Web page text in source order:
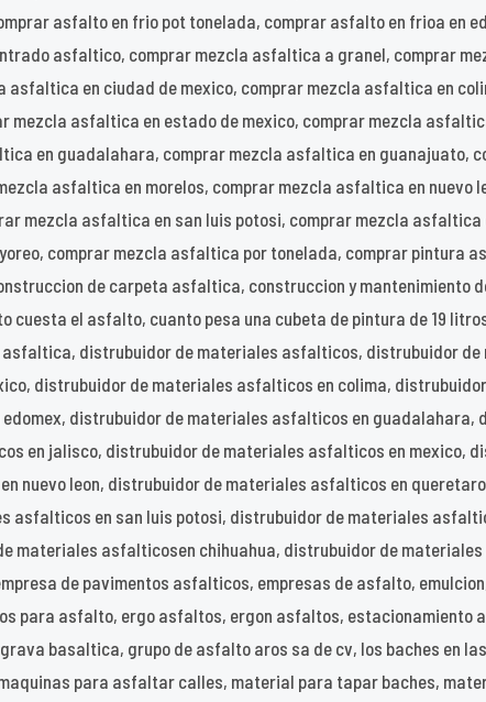
asfalto en frio pot tonelada, comprar asfalto en frioa en
asfaltico, comprar mezcla asfaltica a granel, comprar
en ciudad de mexico, comprar mezcla asfaltica en
asfaltica en estado de mexico, comprar mezcla
en guadalahara, comprar mezcla asfaltica en guanajuato,
asfaltica en morelos, comprar mezcla asfaltica en nuevo
mezcla asfaltica en san luis potosi, comprar mezcla asfaltica
comprar mezcla asfaltica por tonelada, comprar pintura
de carpeta asfaltica, construccion y mantenimiento
el asfalto, cuanto pesa una cubeta de pintura de 19
distrubuidor de materiales asfalticos, distrubuidor de
distrubuidor de materiales asfalticos en colima,
distrubuidor de materiales asfalticos en guadalahara,
en jalisco, distrubuidor de materiales asfalticos en mexico,
nuevo leon, distrubuidor de materiales asfalticos en
en san luis potosi, distrubuidor de materiales
materiales asfalticosen chihuahua, distrubuidor de
de pavimentos asfalticos, empresas de asfalto,
para asfalto, ergo asfaltos, ergon asfaltos, estacionamiento
basaltica, grupo de asfalto aros sa de cv, los baches en
para asfaltar calles, material para tapar baches,